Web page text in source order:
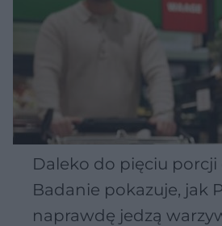
Daleko do pięciu porcji
Badanie pokazuje, jak
naprawdę jedzą